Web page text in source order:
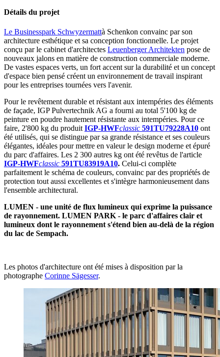
Détails du projet
Le Businesspark Schwyzermattà Schenkon convainc par son
architecture esthétique et sa conception fonctionnelle. Le projet
conçu par le cabinet d'architectes Leuenberger Architekten pose de
nouveaux jalons en matière de construction commerciale moderne.
De vastes espaces verts, un fort accent sur la durabilité et un concept
d'espace bien pensé créent un environnement de travail inspirant
pour les entreprises tournées vers l'avenir.
Pour le revêtement durable et résistant aux intempéries des éléments
de façade, IGP Pulvertechnik AG a fourni au total 5'100 kg de
peinture en poudre hautement résistante aux intempéries. Pour ce
faire, 2'800 kg du produit IGP-HWFclassic 591TU79228A10 ont
été utilisés, qui se distingue par sa grande résistance et ses couleurs
élégantes, idéales pour mettre en valeur le design moderne et épuré
du parc d'affaires. Les 2 300 autres kg ont été revêtus de l'article
IGP-HWFclassic 591TU83919A10. Celui-ci complète
parfaitement le schéma de couleurs, convainc par des propriétés de
protection tout aussi excellentes et s'intègre harmonieusement dans
l'ensemble architectural.
LUMEN - une unité de flux lumineux qui exprime la puissance
de rayonnement. LUMEN PARK - le parc d'affaires clair et
lumineux dont le rayonnement s'étend bien au-delà de la région
du lac de Sempach.
Les photos d'architecture ont été mises à disposition par la
photographe Corinne Sägesser.